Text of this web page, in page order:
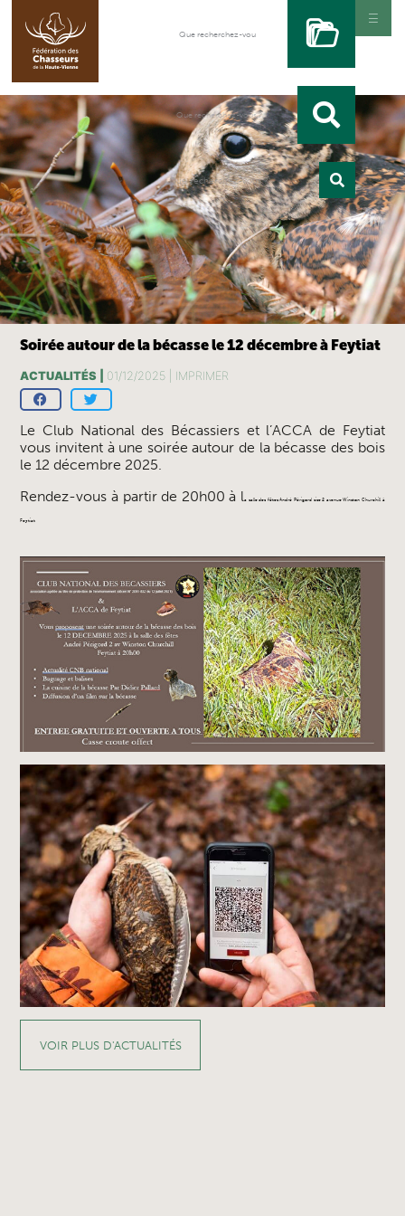
Soirée autour de la bécasse le 12 décembre à Feytiat
ACTUALITÉS | 01/12/2025 | IMPRIMER
Le Club National des Bécassiers et l’ACCA de Feytiat
vous invitent à une soirée autour de la bécasse des bois
le 12 décembre 2025.
Rendez-vous à partir de 20h00 à la salle des fêtes André Périgord sise 2 avenue Winston Churchill à
Feytiat.
VOIR PLUS D'ACTUALITÉS